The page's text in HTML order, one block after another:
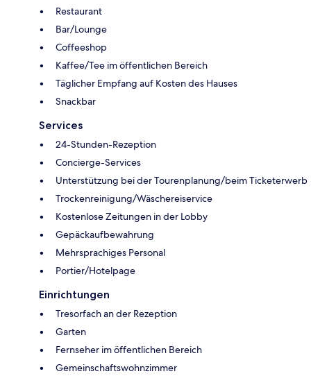
Restaurant
Bar/Lounge
Coffeeshop
Kaffee/Tee im öffentlichen Bereich
Täglicher Empfang auf Kosten des Hauses
Snackbar
Services
24-Stunden-Rezeption
Concierge-Services
Unterstützung bei der Tourenplanung/beim Ticketerwerb
Trockenreinigung/Wäschereiservice
Kostenlose Zeitungen in der Lobby
Gepäckaufbewahrung
Mehrsprachiges Personal
Portier/Hotelpage
Einrichtungen
Tresorfach an der Rezeption
Garten
Fernseher im öffentlichen Bereich
Gemeinschaftswohnzimmer